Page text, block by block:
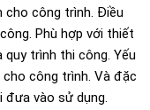
cho công trình. Điều
Phù hợp với thiết
trình thi công. Yếu
công trình. Và đặc
vào sử dụng.